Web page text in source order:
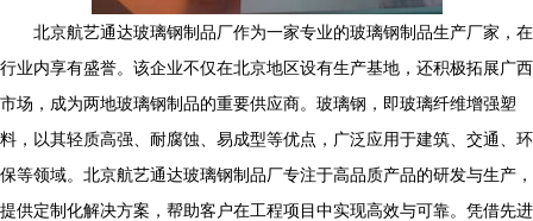
北京航艺通达玻璃钢制品厂作为一家专业的玻璃钢制品生产厂家，在
行业内享有盛誉。该企业不仅在北京地区设有生产基地，还积极拓展广西
市场，成为两地玻璃钢制品的重要供应商。玻璃钢，即玻璃纤维增强塑
料，以其轻质高强、耐腐蚀、易成型等优点，广泛应用于建筑、交通、环
保等领域。北京航艺通达玻璃钢制品厂专注于高品质产品的研发与生产，
提供定制化解决方案，帮助客户在工程项目中实现高效与可靠。凭借先进